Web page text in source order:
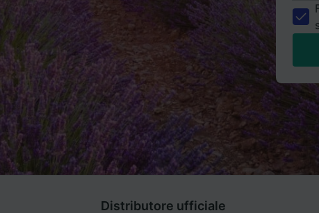
Distributore ufficiale